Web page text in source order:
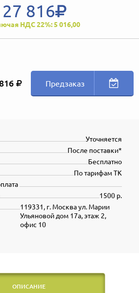
27 816
НДС 22%: 5 016,00
Предзаказ
Уточняется
После поставки*
Бесплатно
По тарифам ТК
1500 р.
119331, г. Москва ул. Марии
Ульяновой дом 17а, этаж 2,
офис 10
ОПИСАНИЕ